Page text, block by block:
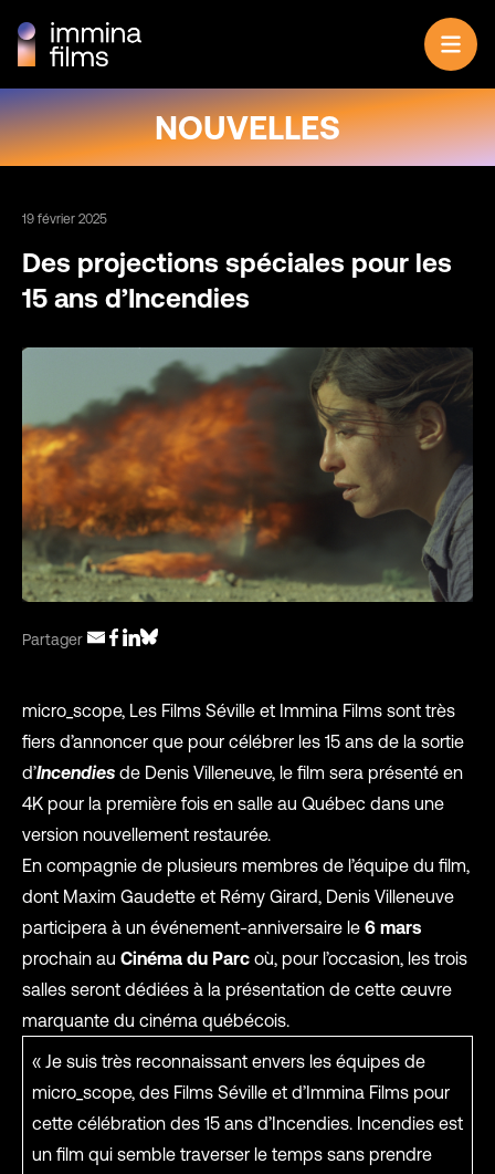
NOUVELLES
19 février 2025
Des projections spéciales pour les
15 ans d’Incendies
Partager
micro_scope, Les Films Séville et Immina Films sont très
fiers d’annoncer que pour célébrer les 15 ans de la sortie
d’Incendies de Denis Villeneuve, le film sera présenté en
4K pour la première fois en salle au Québec dans une
version nouvellement restaurée.
En compagnie de plusieurs membres de l’équipe du film,
dont Maxim Gaudette et Rémy Girard, Denis Villeneuve
participera à un événement-anniversaire le 6 mars
prochain au Cinéma du Parc où, pour l’occasion, les trois
salles seront dédiées à la présentation de cette œuvre
marquante du cinéma québécois.
« Je suis très reconnaissant envers les équipes de
micro_scope, des Films Séville et d’Immina Films pour
cette célébration des 15 ans d’Incendies. Incendies est
un film qui semble traverser le temps sans prendre